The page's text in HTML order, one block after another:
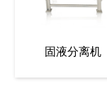
固液分离机